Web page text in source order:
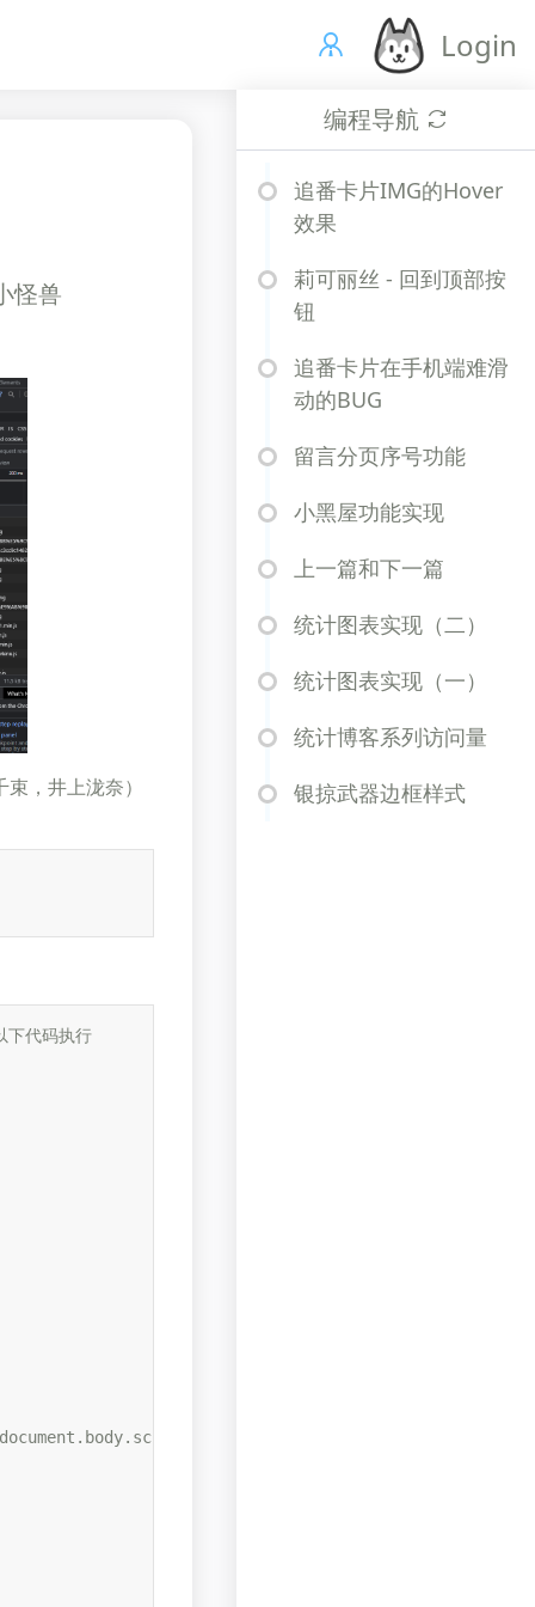
Login
怪兽
束 ， 井上泷奈）
下代码执行
:
编程导航
追番卡片IMG的Hover
效果
莉可丽丝 - 回到顶部按
钮
追番卡片在手机端难滑
动的BUG
留言分页序号功能
小黑屋功能实现
上一篇和下一篇
统计图表实现（二）
统计图表实现（一）
统计博客系列访问量
银掠武器边框样式